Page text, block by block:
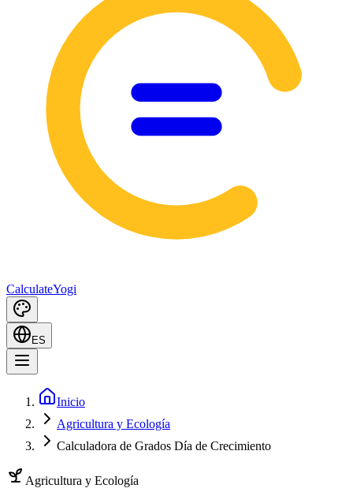
CalculateYogi
ES
Inicio
Agricultura y Ecología
Calculadora de Grados Día de Crecimiento
Agricultura y Ecología